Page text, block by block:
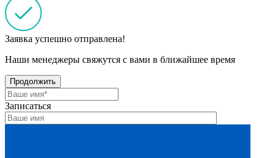
Заявка успешно отправлена!
Наши менеджеры свяжутся с вами в ближайшее время
Продолжить
Записаться